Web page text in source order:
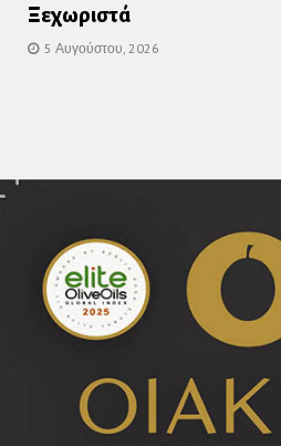
Ξεχωριστά
5 Αυγούστου, 2026